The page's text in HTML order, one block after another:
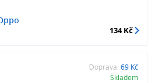
134 Kč
Doprava: 69 Kč
Skladem